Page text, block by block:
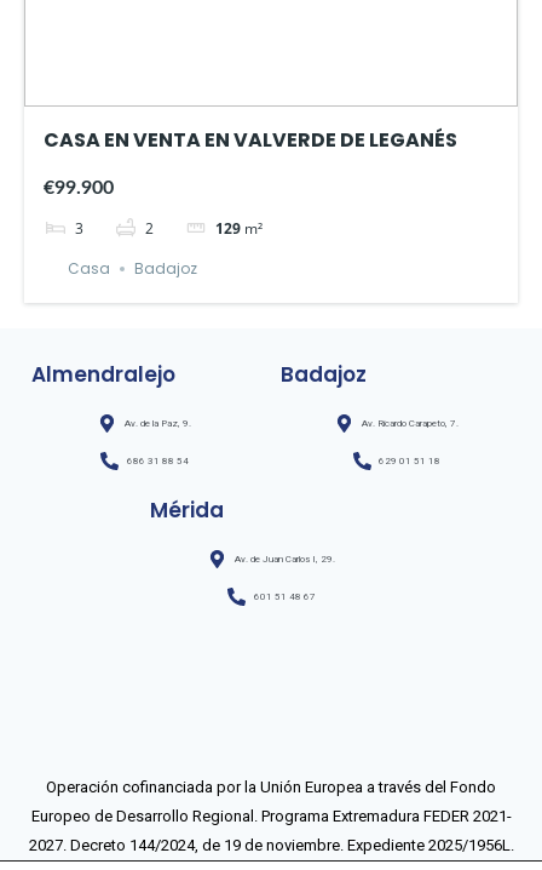
CASA EN VENTA EN VALVERDE DE LEGANÉS
€99.900
3 2 129 m²
Casa
Badajoz
Almendralejo
Av. de la Paz, 9.
686 31 88 54
Badajoz
Av. Ricardo Carapeto, 7.
629 01 51 18
Mérida
Av. de Juan Carlos I, 29.
601 51 48 67
Operación cofinanciada por la Unión Europea a través del Fondo
Europeo de Desarrollo Regional. Programa Extremadura FEDER 2021-
2027. Decreto 144/2024, de 19 de noviembre. Expediente 2025/1956L.